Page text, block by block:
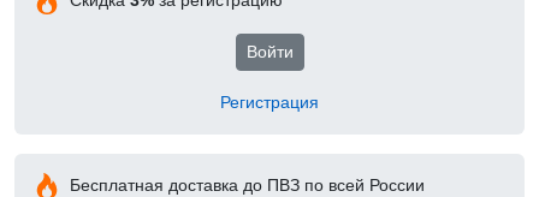
Войти
Регистрация
Бесплатная доставка до ПВЗ по всей России